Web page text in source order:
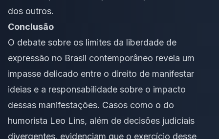
dos outros.
Conclusão
O debate sobre os limites da liberdade de
expressão no Brasil contemporâneo revela um
impasse delicado entre o direito de manifestar
ideias e a responsabilidade sobre o impacto
dessas manifestações. Casos como o do
humorista Leo Lins, além de decisões judiciais
divergentes, evidenciam que o exercício desse